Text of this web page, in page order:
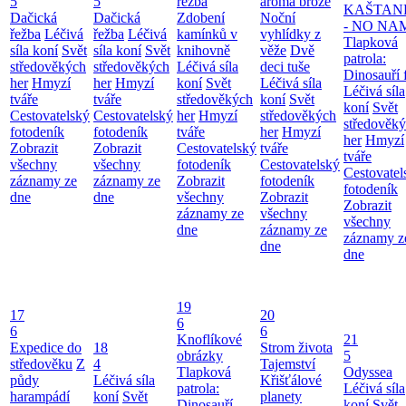
Dačická
řežba Léčivá
síla koní Svět
středověkých
her Hmyzí
tváře
Cestovatelský
fotodeník
Zobrazit
všechny
záznamy ze
dne
Dačická
řežba Léčivá
síla koní Svět
středověkých
her Hmyzí
tváře
Cestovatelský
fotodeník
Zobrazit
všechny
záznamy ze
dne
Zdobení
kamínků v
knihovně
Léčivá síla
koní Svět
středověkých
her Hmyzí
tváře
Cestovatelský
fotodeník
Zobrazit
všechny
záznamy ze
dne
Noční
vyhlídky z
věže Dvě
deci tuše
Léčivá síla
koní Svět
středověkých
her Hmyzí
tváře
Cestovatelský
fotodeník
Zobrazit
všechny
záznamy ze
dne
- NO
Tlapková
patrola:
Dinosauří
Léčivá síla
koní Svět
her Hmyzí
tváře
fotodeník
Zobrazit
všechny
záznamy
dne
17
6
Expedice do
středověku Z
půdy
harampádí
18
4
Léčivá síla
koní Svět
19
6
Knoflíkové
obrázky
Tlapková
patrola:
20
6
Strom života
Tajemství
Křišťálové
planety
21
5
Odyssea
Léčivá síla